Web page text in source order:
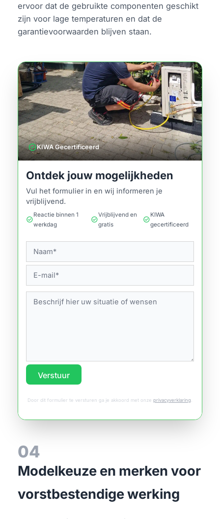
ervoor dat de gebruikte componenten geschikt
zijn voor lage temperaturen en dat de
garantievoorwaarden blijven staan.
verifiedKIWA Gecertificeerd
Ontdek jouw mogelijkheden
Vul het formulier in en wij informeren je
vrijblijvend.
check_circle
Reactie binnen 1
werkdag
check_circle
Vrijblijvend en
gratis
check_circle
KIWA
gecertificeerd
Verstuur
Door dit formulier te versturen ga je akkoord met onze privacyverklaring
04
Modelkeuze en merken voor
vorstbestendige werking